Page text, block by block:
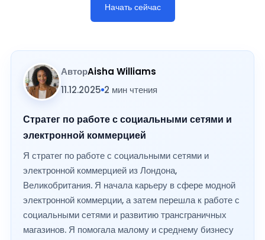
Начать сейчас
АвторAisha Williams
11.12.2025 2 мин чтения
Стратег по работе с социальными сетями и
электронной коммерцией
Я стратег по работе с социальными сетями и
электронной коммерцией из Лондона,
Великобритания. Я начала карьеру в сфере модной
электронной коммерции, а затем перешла к работе с
социальными сетями и развитию трансграничных
магазинов. Я помогала малому и среднему бизнесу